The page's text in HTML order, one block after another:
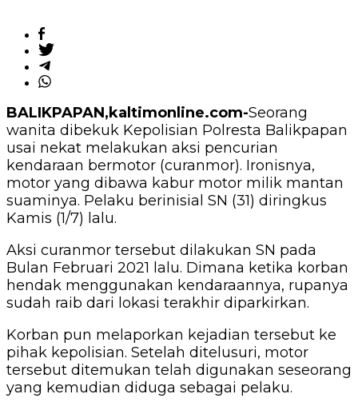
BALIKPAPAN,kaltimonline.com-Seorang
wanita dibekuk Kepolisian Polresta Balikpapan
usai nekat melakukan aksi pencurian
kendaraan bermotor (curanmor). Ironisnya,
motor yang dibawa kabur motor milik mantan
suaminya. Pelaku berinisial SN (31) diringkus
Kamis (1/7) lalu.
Aksi curanmor tersebut dilakukan SN pada
Bulan Februari 2021 lalu. Dimana ketika korban
hendak menggunakan kendaraannya, rupanya
sudah raib dari lokasi terakhir diparkirkan.
Korban pun melaporkan kejadian tersebut ke
pihak kepolisian. Setelah ditelusuri, motor
tersebut ditemukan telah digunakan seseorang
yang kemudian diduga sebagai pelaku.